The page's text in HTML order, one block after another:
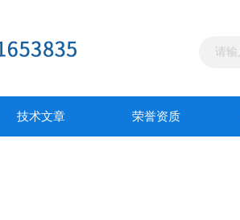
技术文章 荣誉资质